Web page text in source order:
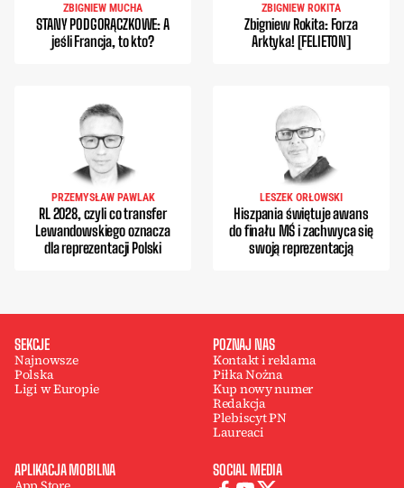
ZBIGNIEW MUCHA
STANY PODGORĄCZKOWE: A
jeśli Francja, to kto?
ZBIGNIEW ROKITA
Zbigniew Rokita: Forza
Arktyka! [FELIETON]
PRZEMYSŁAW PAWLAK
RL 2028, czyli co transfer
Lewandowskiego oznacza
dla reprezentacji Polski
LESZEK ORŁOWSKI
Hiszpania świętuje awans
do finału MŚ i zachwyca się
swoją reprezentacją
SEKCJE
Najnowsze
Polska
Ligi w Europie
POZNAJ NAS
Kontakt i reklama
Piłka Nożna
Kup nowy numer
Redakcja
Plebiscyt PN
Laureaci
APLIKACJA MOBILNA SOCIAL MEDIA